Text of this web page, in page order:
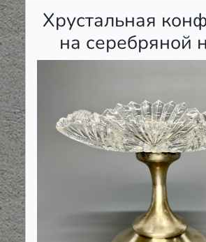
Хрустальная
на серебряной